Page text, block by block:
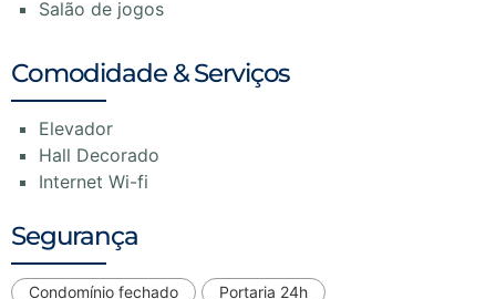
Salão de jogos
Comodidade & Serviços
Elevador
Hall Decorado
Internet Wi-fi
Segurança
Condomínio fechado Portaria 24h